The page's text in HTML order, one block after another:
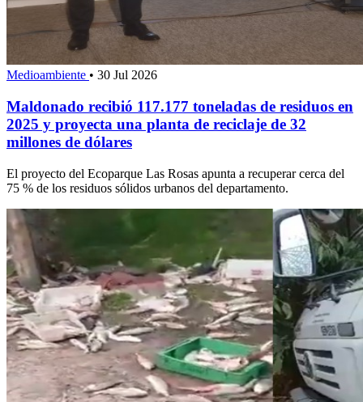
Medioambiente • 30 Jul 2026
Maldonado recibió 117.177 toneladas de residuos en
2025 y proyecta una planta de reciclaje de 32
millones de dólares
El proyecto del Ecoparque Las Rosas apunta a recuperar cerca del
75 % de los residuos sólidos urbanos del departamento.